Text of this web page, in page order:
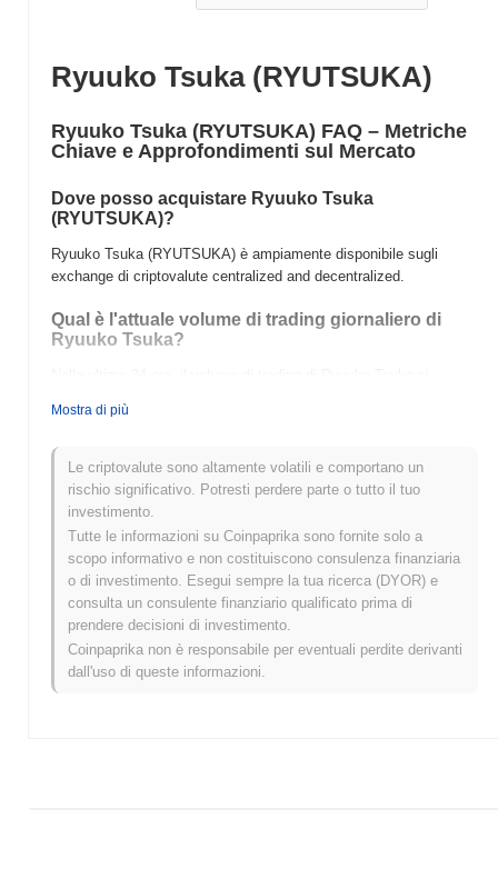
Ryuuko Tsuka (RYUTSUKA)
Ryuuko Tsuka (RYUTSUKA) FAQ – Metriche
Chiave e Approfondimenti sul Mercato
Dove posso acquistare Ryuuko Tsuka
(RYUTSUKA)?
Ryuuko Tsuka (RYUTSUKA) è ampiamente disponibile sugli
exchange di criptovalute centralized and decentralized.
Qual è l'attuale volume di trading giornaliero di
Ryuuko Tsuka?
Tsuka?
Massimo Storico (ATH): $0.00004922
Minimo Storico (ATL):
Ryuuko Tsuka è attualmente scambiato~0.00%al di sotto del
suo ATH .
Come si sta comportando Ryuuko Tsuka rispetto
al mercato crypto più ampio?
Negli ultimi 7 giorni, Ryuuko Tsuka ha guadagnato
Mostra di più
Le criptovalute sono altamente volatili e comportano un
rischio significativo. Potresti perdere parte o tutto il tuo
investimento.
Tutte le informazioni su Coinpaprika sono fornite solo a
scopo informativo e non costituiscono consulenza finanziaria
o di investimento. Esegui sempre la tua ricerca (DYOR) e
consulta un consulente finanziario qualificato prima di
prendere decisioni di investimento.
Coinpaprika non è responsabile per eventuali perdite derivanti
dall'uso di queste informazioni.